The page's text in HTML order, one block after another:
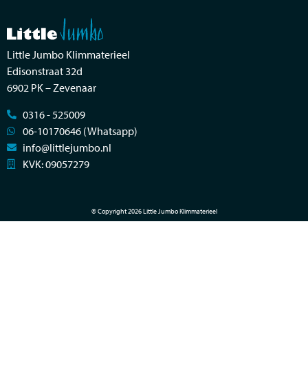
Little Jumbo Klimmaterieel
Edisonstraat 32d
6902 PK – Zevenaar
0316 - 525009
06-10170646 (Whatsapp)
info@littlejumbo.nl
KVK: 09057279
© Copyright 2026 Little Jumbo Klimmaterieel